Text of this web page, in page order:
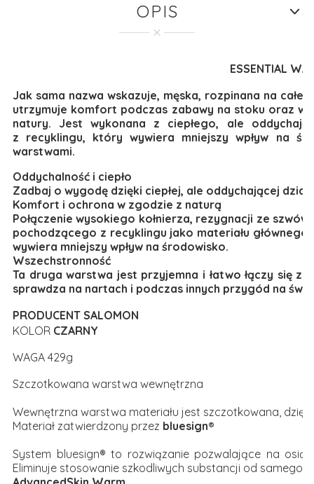
OPIS
ESSENTIAL
Jak sama nazwa wskazuje, męska, rozpinana na całej
utrzymuje komfort podczas zabawy na stoku oraz
natury. Jest wykonana z ciepłego, ale
z recyklingu, który wywiera mniejszy wpływ na
warstwami.
Oddychalność i ciepło
Zadbaj o wygodę dzięki ciepłej, ale oddychającej
Komfort i ochrona w zgodzie z naturą
Połączenie wysokiego kołnierza, rezygnacji ze
pochodzącego z recyklingu jako materiału
wywiera mniejszy wpływ na środowisko.
Wszechstronność
Ta druga warstwa jest przyjemna i łatwo łączy się z
sprawdza na nartach i podczas innych przygód na
PRODUCENT SALOMON
KOLOR CZARNY
WAGA 429g
Szczotkowana warstwa wewnętrzna
Wewnętrzna warstwa materiału jest szczotkowana,
Materiał zatwierdzony przez bluesign®
System bluesign® to rozwiązanie pozwalające na
Eliminuje stosowanie szkodliwych substancji od samego